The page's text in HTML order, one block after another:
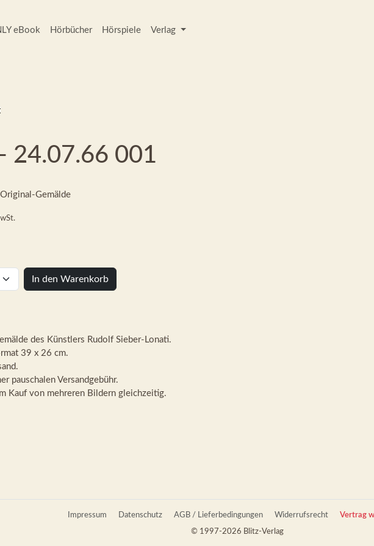
eBook Hörbücher Hörspiele Verlag
24.07.66 001
Gemälde
In den Warenkorb
des Künstlers Rudolf Sieber-Lonati.
39 x 26 cm.
pauschalen Versandgebühr.
Kauf von mehreren Bildern gleichzeitig.
Impressum Datenschutz AGB / Lieferbedingungen Widerrufsrecht
Vertrag
© 1997-2026 Blitz-Verlag